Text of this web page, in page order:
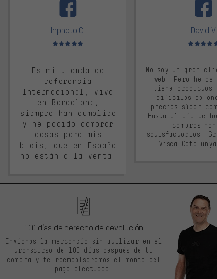
Inphoto C.
Valoración media: 5 de 5
Es mi tienda de
referencia
Internacional, vivo
en Barcelona,
siempre han cumplido
y he podido comprar
cosas para mis
bicis, que en España
no están a la venta.
David V.
Valoración
No soy un gran
web. Pero he
tiene productos
difíciles de
precios súper
Hasta el día de
compras
satisfactorios.
Visca
100 días de derecho de devolución
Envíanos la mercancía sin utilizar en el
transcurso de 100 días después de tu
compra y te reembolsaremos el monto del
pago efectuado.